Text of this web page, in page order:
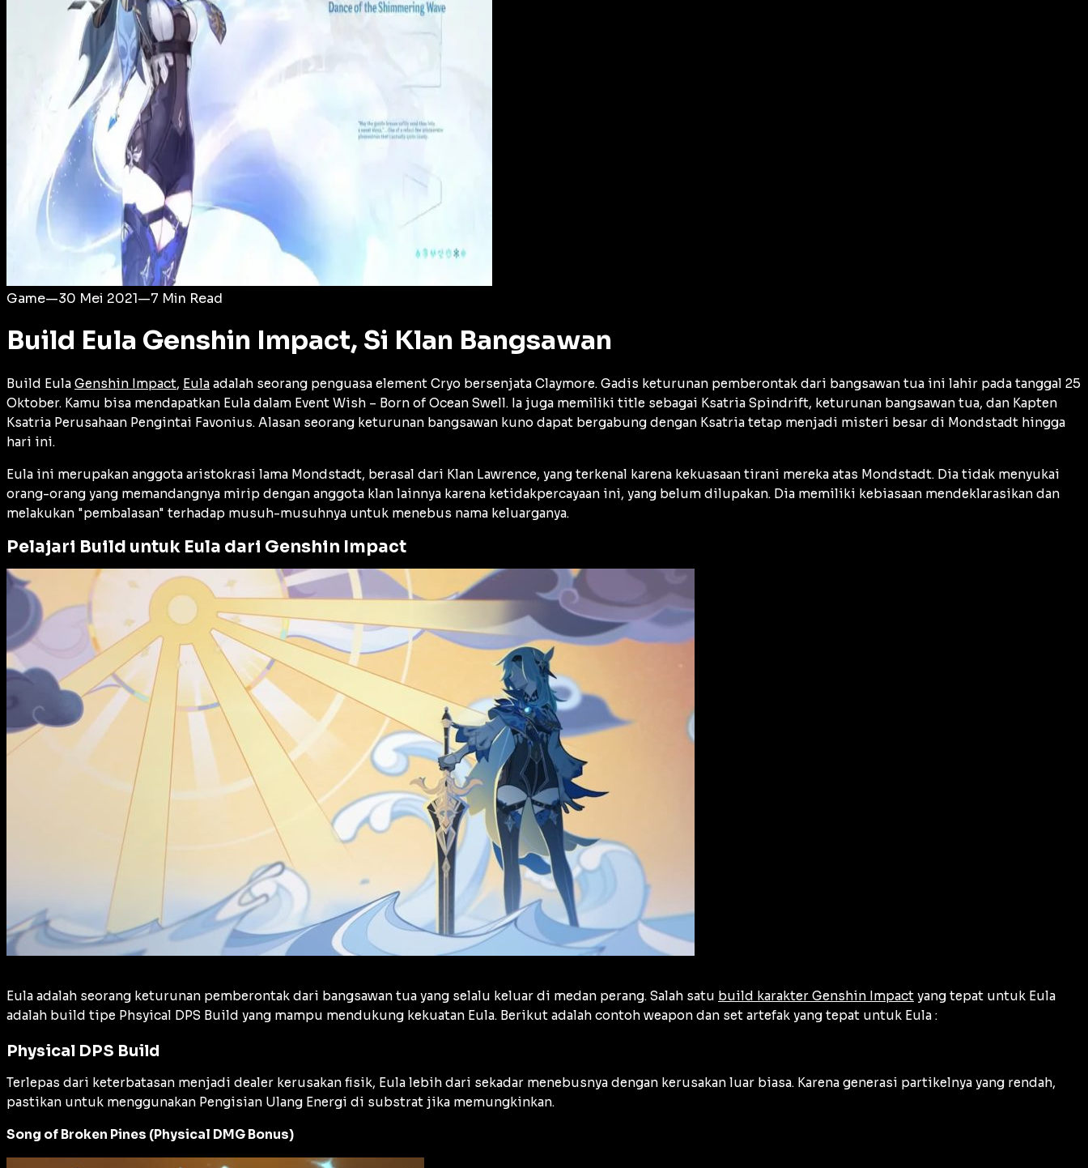
Login
Game—30 Mei 2021—7 Min Read
Build Eula Genshin Impact, Si Klan Bangsawan
Build Eula Genshin Impact, Eula adalah seorang penguasa element Cryo bersenjata Claymore. Gadis keturunan pemberontak dari bangsawan tua ini lahir pada tanggal 25
Oktober. Kamu bisa mendapatkan Eula dalam Event Wish – Born of Ocean Swell. Ia juga memiliki title sebagai Ksatria Spindrift, keturunan bangsawan tua, dan Kapten
Ksatria Perusahaan Pengintai Favonius. Alasan seorang keturunan bangsawan kuno dapat bergabung dengan Ksatria tetap menjadi misteri besar di Mondstadt hingga
hari ini.
Eula ini merupakan anggota aristokrasi lama Mondstadt, berasal dari Klan Lawrence, yang terkenal karena kekuasaan tirani mereka atas Mondstadt. Dia tidak menyukai
orang-orang yang memandangnya mirip dengan anggota klan lainnya karena ketidakpercayaan ini, yang belum dilupakan. Dia memiliki kebiasaan mendeklarasikan dan
melakukan "pembalasan" terhadap musuh-musuhnya untuk menebus nama keluarganya.
Pelajari Build untuk Eula dari Genshin Impact
Eula adalah seorang keturunan pemberontak dari bangsawan tua yang selalu keluar di medan perang. Salah satu build karakter Genshin Impact yang tepat untuk Eula
adalah build tipe Phsyical DPS Build yang mampu mendukung kekuatan Eula. Berikut adalah contoh weapon dan set artefak yang tepat untuk Eula :
Physical DPS Build
Terlepas dari keterbatasan menjadi dealer kerusakan fisik, Eula lebih dari sekadar menebusnya dengan kerusakan luar biasa. Karena generasi partikelnya yang rendah,
pastikan untuk menggunakan Pengisian Ulang Energi di substrat jika memungkinkan.
Song of Broken Pines (Physical DMG Bonus)